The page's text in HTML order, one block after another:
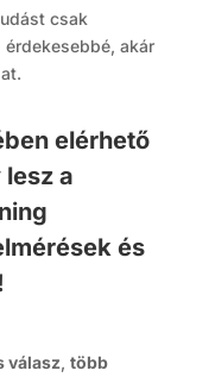
csak
akár
elérhető
a
és
válasz, több